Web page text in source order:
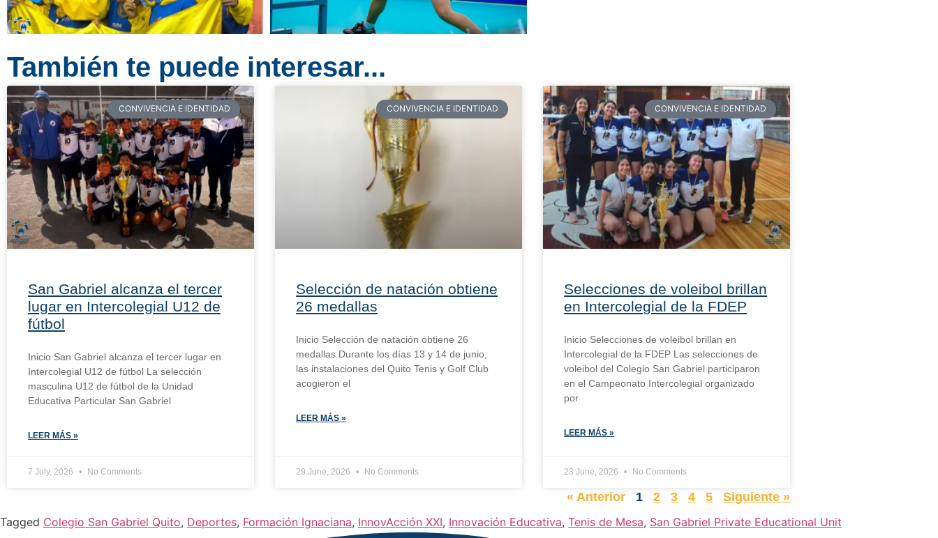
También te puede interesar...
CONVIVENCIA E IDENTIDAD
San Gabriel alcanza el tercer
lugar en Intercolegial U12 de
fútbol
Inicio San Gabriel alcanza el tercer lugar en
Intercolegial U12 de fútbol La selección
masculina U12 de fútbol de la Unidad
Educativa Particular San Gabriel
LEER MÁS »
7 July, 2026 No Comments
CONVIVENCIA E IDENTIDAD
Selección de natación obtiene
26 medallas
Inicio Selección de natación obtiene 26
medallas Durante los días 13 y 14 de junio,
las instalaciones del Quito Tenis y Golf Club
acogieron el
LEER MÁS »
29 June, 2026 No Comments
CONVIVENCIA E IDENTIDAD
Selecciones de voleibol brillan
en Intercolegial de la FDEP
Inicio Selecciones de voleibol brillan en
Intercolegial de la FDEP Las selecciones de
voleibol del Colegio San Gabriel participaron
en el Campeonato Intercolegial organizado
por
LEER MÁS »
23 June, 2026 No Comments
« Anterior 1 2 3 4 5
Siguiente »
Tagged Colegio San Gabriel Quito, Deportes, Formación Ignaciana, InnovAcción XXI, Innovación Educativa, Tenis de Mesa, San Gabriel Private Educational Unit